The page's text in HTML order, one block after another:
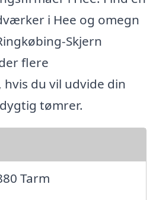
i Hee og omegn
Skjern
flere
du vil udvide din
tømrer.
Tarm